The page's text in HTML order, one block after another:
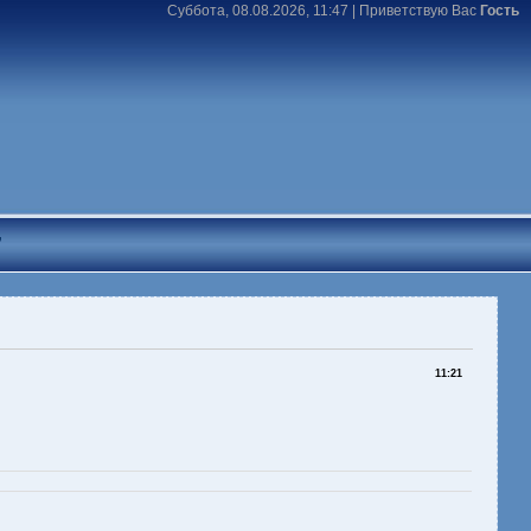
Суббота, 08.08.2026, 11:47 | Приветствую Вас Гость
11:21